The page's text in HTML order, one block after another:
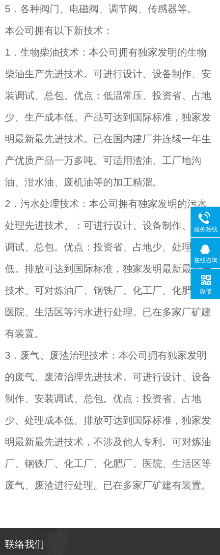
5 ．各种阀门、电磁阀、调节阀、传感器等。
本公司拥有以下新技术：
1 ．生物柴油技术：本公司拥有独家发明的生物
柴油生产先进技术。可进行设计、设备制作、安
装调试、总包。优点：低温常压、投资省、占地
少、生产成本低。产品可达到国际标准，独家发
明最新最先进技术。已在国内建厂并连续一年生
产优质产品一万多吨。可适用渣油、工厂地沟
油、泔水油、废机油等的加工精溜。
2 ．污水处理技术：本公司拥有独家发明的污水
处理先进技术。：可进行设计、设备制作、安装
调试、总包。优点：投资省、占地少、处理成本
低。排放可达到国际标准，独家发明最新最先进
技术。可对炼油厂、钢铁厂、化工厂、化肥厂、
医院、生活区等污水进行处理。已在多家厂矿建
有装置。
3 ．废气、废渣治理技术：本公司拥有独家发明
的废气、废渣治理先进技术。可进行设计、设备
制作、安装调试、总包。优点：投资省、占地
少、处理成本低。排放可达到国际标准，独家发
明最新最先进技术，不涉及他人专利。可对炼油
厂、钢铁厂、化工厂、化肥厂、医院、生活区等
废气、废渣进行处理。已在多家厂矿建有装置。
联络我们
服务热线
在线咨询
微信